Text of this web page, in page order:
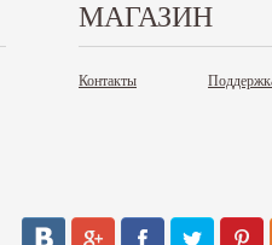
МАГАЗИН
Контакты